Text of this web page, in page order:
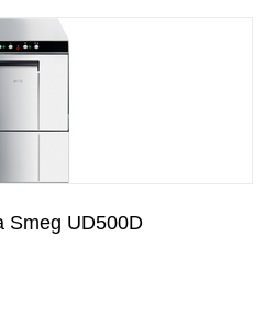
Smeg UD500D